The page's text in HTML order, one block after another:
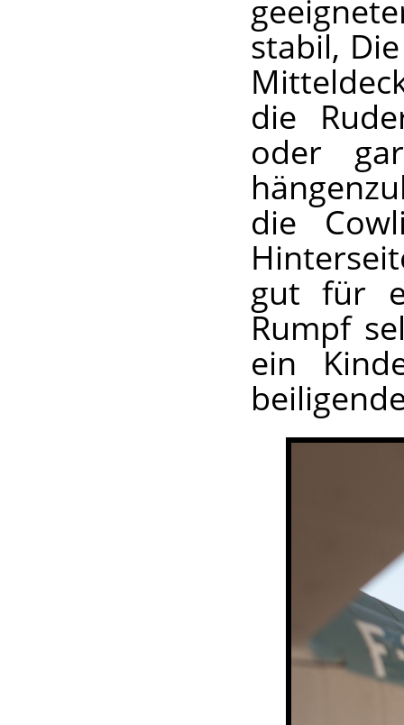
stabil,
die
oder
die
gut für
Rumpf
ein